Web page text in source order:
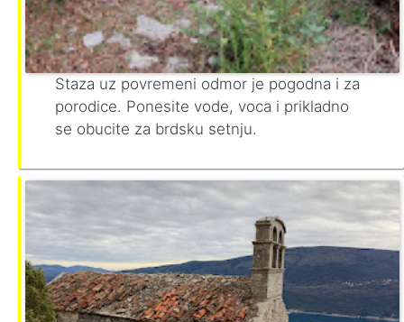
Staza uz povremeni odmor je pogodna i za
porodice. Ponesite vode, voca i prikladno
se obucite za brdsku setnju.